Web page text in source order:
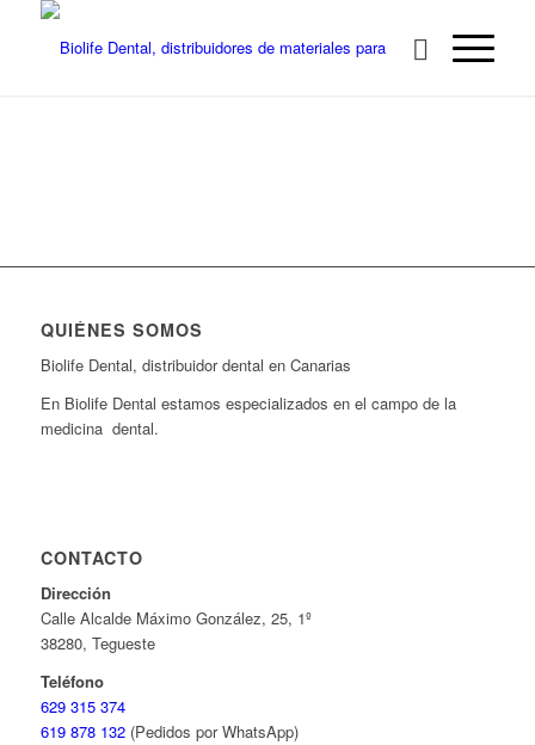
QUIÉNES SOMOS
Biolife Dental, distribuidor dental en Canarias
En Biolife Dental estamos especializados en el campo de la
medicina dental.
CONTACTO
Dirección
Calle Alcalde Máximo González, 25, 1º
38280, Tegueste
Teléfono
629 315 374
619 878 132(Pedidos por WhatsApp)